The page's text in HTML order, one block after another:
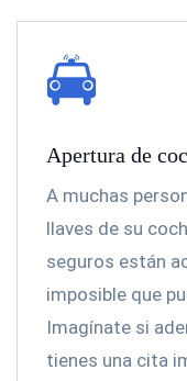
Apertura de
A muchas
llaves de su
seguros están
imposible que
Imagínate si
tienes una cita